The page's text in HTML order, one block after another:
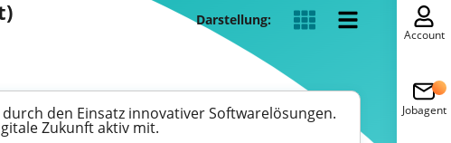
Darstellung:
den Einsatz innovativer Softwarelösungen.
Zukunft aktiv mit.
Account
Jobagent